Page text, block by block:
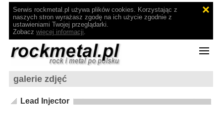
Serwis rockmetal.pl używa plików cookies. Korzystając z
naszych stron wyrażasz zgodę na ich użycie zgodnie z
ustawieniami Twojej przeglądarki.
Zobacz więcej informacji.
galerie zdjęć
Lead Injector